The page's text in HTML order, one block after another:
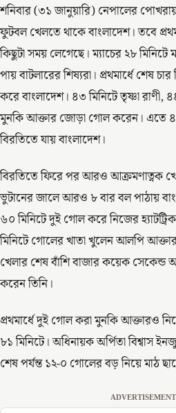
শনিবার (৩১ জানুয়ারি) নেপালের
ফুটবল খেলতে থাকে বাংলাদেশ। তবে
কিছুটা সময় লেগেছে। ম্যাচের ২৮
পায় বাটলারের শিষ্যরা। প্রথমার্ধে শেষ
করে বাংলাদেশ। ৪৩ মিনিটে তৃষ্ণা রাণী,
মুনকি আক্তার জোড়া গোল করেন। এতে
বিরতিতে যায় বাংলাদেশ।
বিরতিতে ফিরে পর আরও আক্রমণাত্নক
ভুটানের জালে আরও ৮ বার বল পাঠায়
৬০ মিনিটে দুই গোল করে নিজের
মিনিটে গোলের খাতা খুলেন আলপি
খেলার শেষ বাঁশি বাজার কয়েক সেকেন্ড
করেন তিনি।
প্রথমার্ধে দুই গোল করা মুনকি আক্তারও
৮১ মিনিটে। অধিনায়ক অর্পিতা বিশ্বাস
শেষ পর্যন্ত ১২-০ গোলের বড় নিয়ে মাঠ